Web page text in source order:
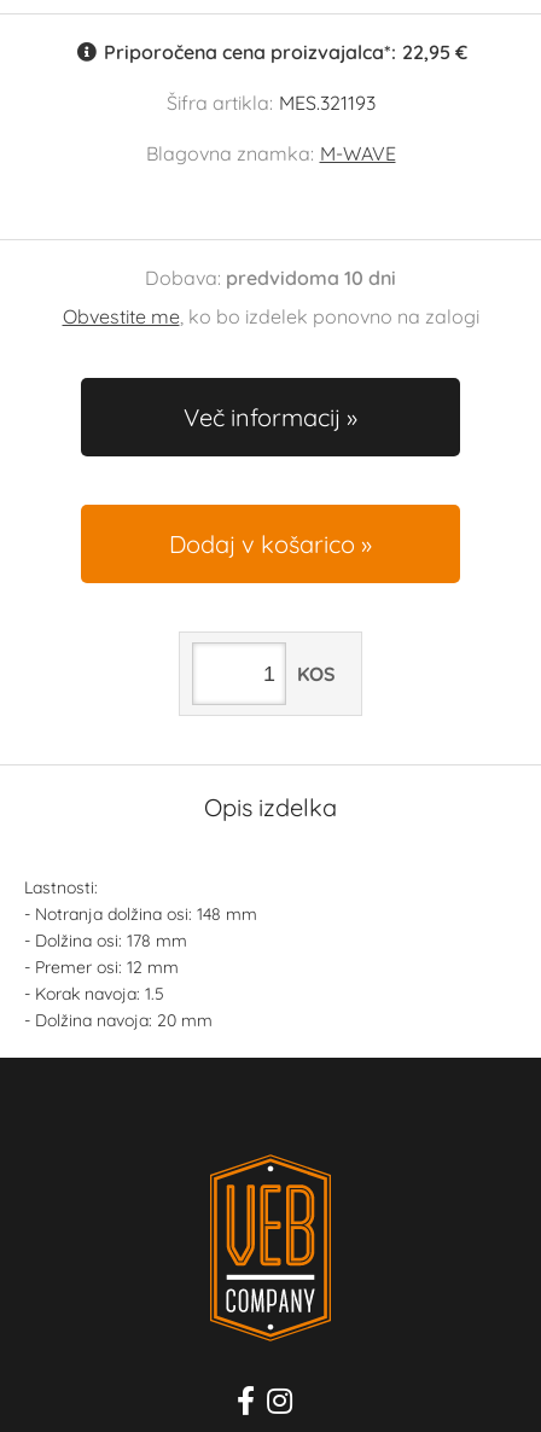
Priporočena cena proizvajalca*: 22,95 €
Šifra artikla: MES.321193
Blagovna znamka: M-WAVE
Dobava: predvidoma 10 dni
Obvestite me, ko bo izdelek ponovno na zalogi
Več informacij
Dodaj v košarico
KOS
Opis izdelka
Lastnosti:
- Notranja dolžina osi: 148 mm
- Dolžina osi: 178 mm
- Premer osi: 12 mm
- Korak navoja: 1.5
- Dolžina navoja: 20 mm